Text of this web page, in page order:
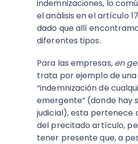
indemnizaciones, lo
el análisis en el artículo
dado que allí
diferentes tipos.
Para las empresas, en
trata por ejemplo de una
“indemnización de
emergente” (donde hay
judicial), esta pertenece
del precitado artículo,
tener presente que, a